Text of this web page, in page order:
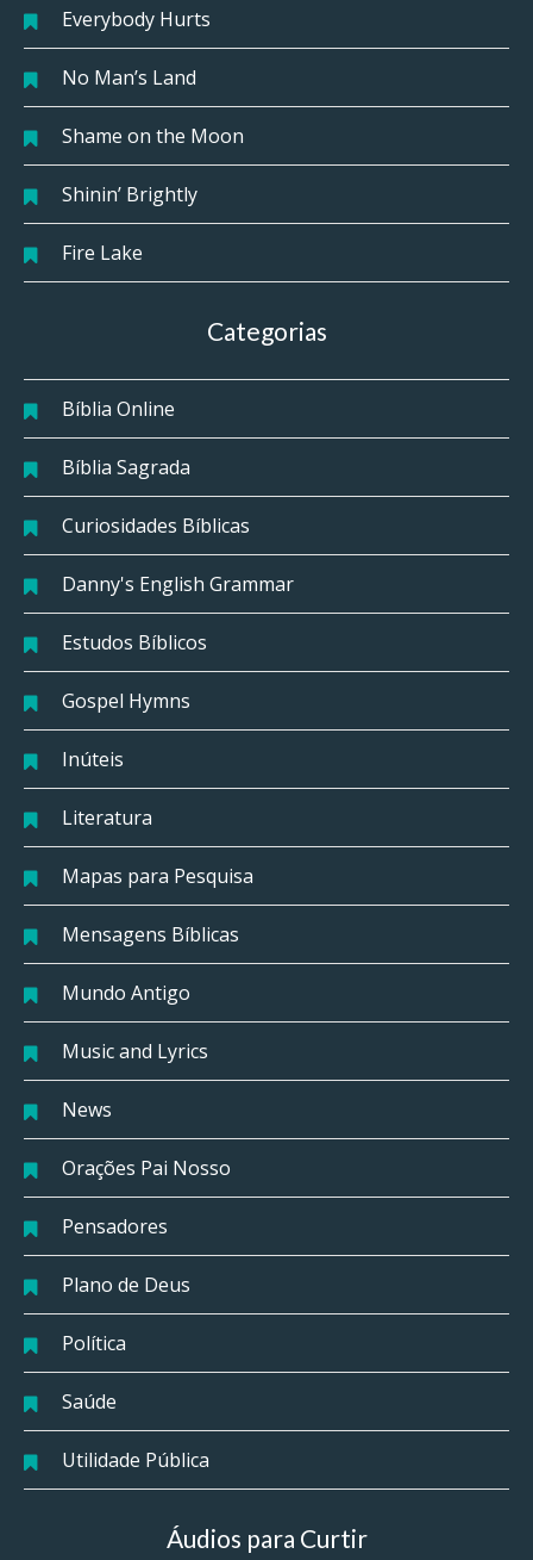
Everybody Hurts
No Man’s Land
Shame on the Moon
Shinin’ Brightly
Fire Lake
Categorias
Bíblia Online
Bíblia Sagrada
Curiosidades Bíblicas
Danny's English Grammar
Estudos Bíblicos
Gospel Hymns
Inúteis
Literatura
Mapas para Pesquisa
Mensagens Bíblicas
Mundo Antigo
Music and Lyrics
News
Orações Pai Nosso
Pensadores
Plano de Deus
Política
Saúde
Utilidade Pública
Áudios para Curtir